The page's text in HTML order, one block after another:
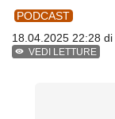
PODCAST
18.04.2025 22:28 di
VEDI LETTURE